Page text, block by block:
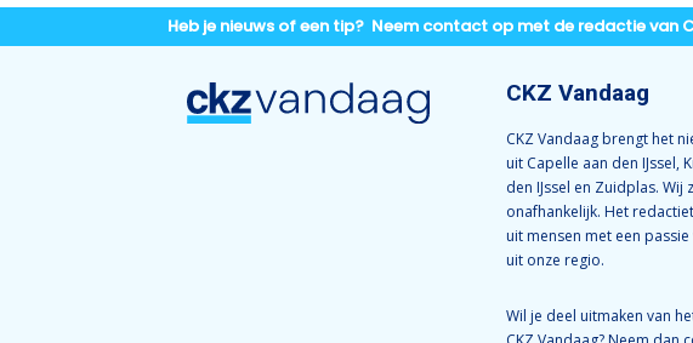
Heb je nieuws of een tip? Neem contact op met de redactie van
CKZ Vandaag
CKZ Vandaag brengt het
uit Capelle aan den IJssel,
den IJssel en Zuidplas. Wij
onafhankelijk. Het
uit mensen met een
uit onze regio.
Wil je deel uitmaken van